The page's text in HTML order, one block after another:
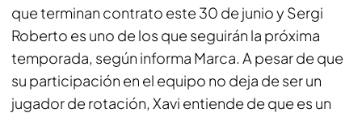
que terminan contrato este 30 de junio y Sergi
Roberto es uno de los que seguirán la próxima
temporada, según informa Marca. A pesar de que
su participación en el equipo no deja de ser un
jugador de rotación, Xavi entiende de que es un